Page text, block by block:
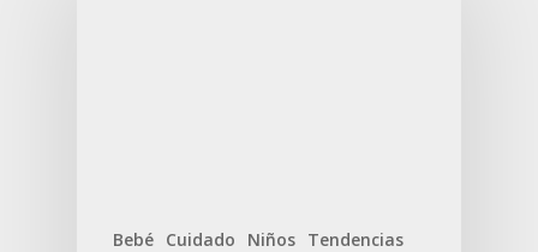
Bebé Cuidado Niños Tendencias